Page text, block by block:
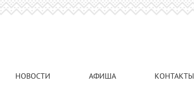
НОВОСТИ АФИША КОНТАКТЫ